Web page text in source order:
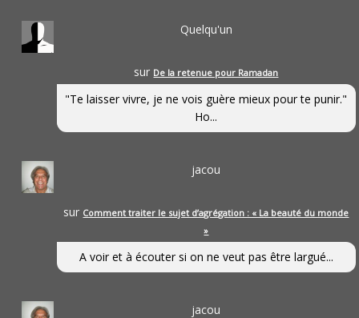
Quelqu'un
sur De la retenue pour Ramadan
"Te laisser vivre, je ne vois guère mieux pour te punir."
Ho...
jacou
sur Comment traiter le sujet d’agrégation : « La beauté du monde
»
A voir et à écouter si on ne veut pas être largué...
jacou